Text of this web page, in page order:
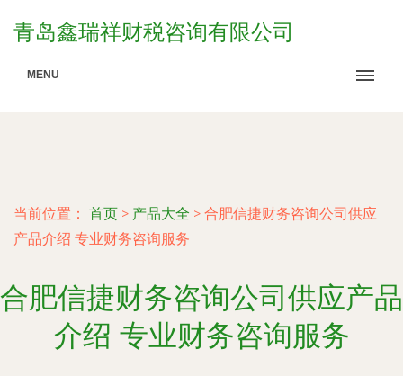
青岛鑫瑞祥财税咨询有限公司
MENU
当前位置： 首页 > 产品大全 > 合肥信捷财务咨询公司供应
产品介绍 专业财务咨询服务
合肥信捷财务咨询公司供应产品
介绍 专业财务咨询服务